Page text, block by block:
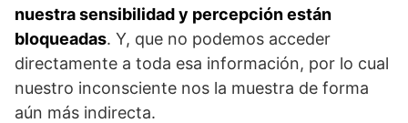
nuestra sensibilidad y percepción están
bloqueadas. Y, que no podemos acceder
directamente a toda esa información, por lo cual
nuestro inconsciente nos la muestra de forma
aún más indirecta.